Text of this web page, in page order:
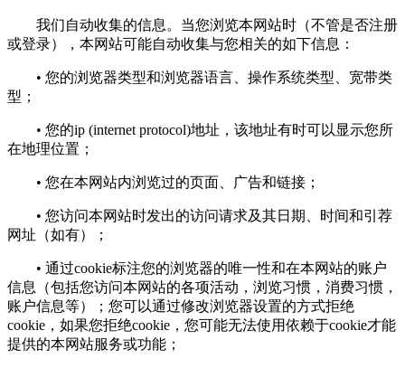
我们自动收集的信息。当您浏览本网站时（不管是否注册
或登录），本网站可能自动收集与您相关的如下信息：
• 您的浏览器类型和浏览器语言、操作系统类型、宽带类
型；
• 您的ip (internet protocol)地址，该地址有时可以显示您所
在地理位置；
• 您在本网站内浏览过的页面、广告和链接；
• 您访问本网站时发出的访问请求及其日期、时间和引荐
网址（如有）；
• 通过cookie标注您的浏览器的唯一性和在本网站的账户
信息（包括您访问本网站的各项活动，浏览习惯，消费习惯，
账户信息等）；您可以通过修改浏览器设置的方式拒绝
cookie，如果您拒绝cookie，您可能无法使用依赖于cookie才能
提供的本网站服务或功能；